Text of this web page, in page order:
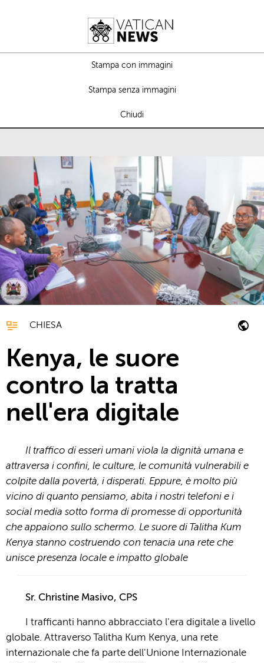
Stampa con immagini
Stampa senza immagini
Chiudi
CHIESA
Kenya, le suore
contro la tratta
nell'era digitale
Il traffico di esseri umani viola la dignità umana e
attraversa i confini, le culture, le comunità vulnerabili e
colpite dalla povertà, i disperati. Eppure, è molto più
vicino di quanto pensiamo, abita i nostri telefoni e i
social media sotto forma di promesse di opportunità
che appaiono sullo schermo. Le suore di Talitha Kum
Kenya stanno costruendo con tenacia una rete che
unisce presenza locale e impatto globale
Sr. Christine Masivo, CPS
I trafficanti hanno abbracciato l'era digitale a livello
globale. Attraverso Talitha Kum Kenya, una rete
internazionale che fa parte dell'Unione Internazionale